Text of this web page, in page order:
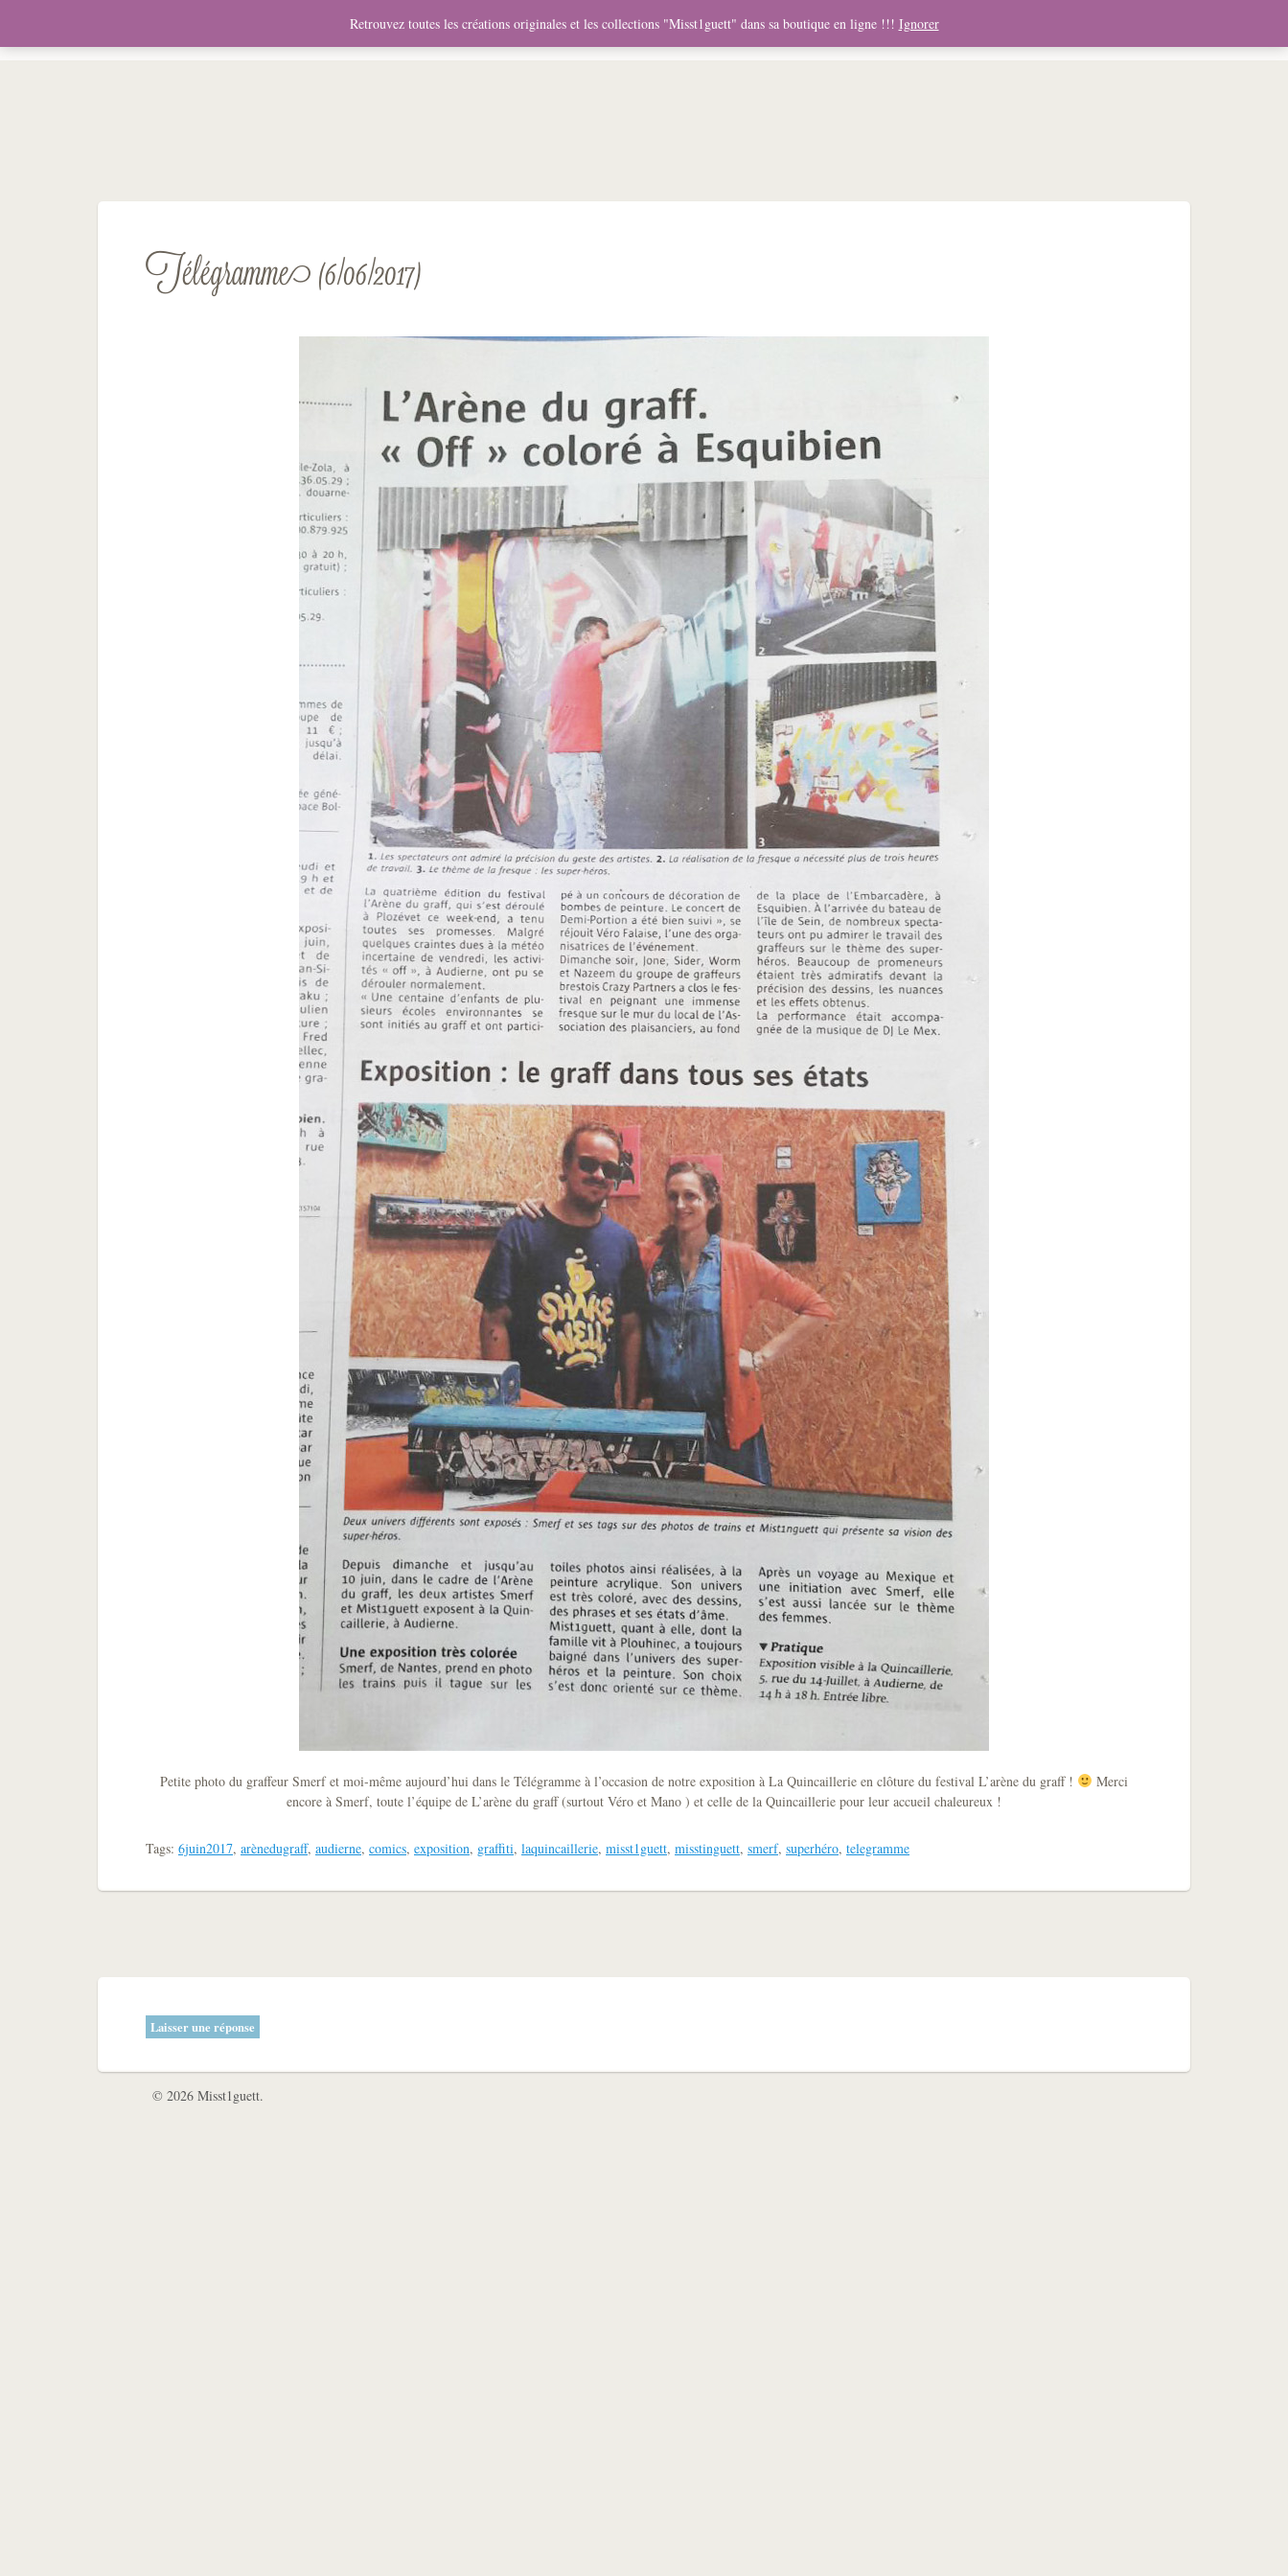
Graphisme Objets Collaborations Expositions Vidéos Merchandising Boutique
Télégramme (6/06/2017)
Petite photo du graffeur Smerf et moi-même aujourd’hui dans le Télégramme à l’occasion de notre exposition à La Quincaillerie en clôture du festival L’arène du graff !
Merci
encore à Smerf, toute l’équipe de L’arène du graff (surtout Véro et Mano ) et celle de la Quincaillerie pour leur accueil chaleureux !
Tags: 6juin2017, arènedugraff, audierne, comics, exposition, graffiti, laquincaillerie, misst1guett, misstinguett, smerf, superhéro, telegramme
Laisser une réponse
© 2026 Misst1guett.
Retrouvez toutes les créations originales et les collections "Misst1guett" dans sa boutique en ligne !!! Ignorer